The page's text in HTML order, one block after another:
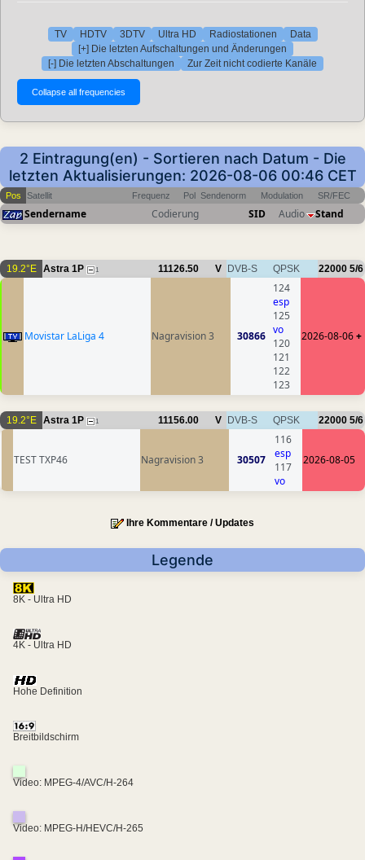
TV HDTV 3DTV Ultra HD Radiostationen
Data
[+] Die letzten Aufschaltungen und Änderungen
[-] Die letzten Abschaltungen
Zur Zeit nicht codierte Kanäle
2 Eintragung(en) - Sortieren nach Datum - Die
letzten Aktualisierungen: 2026-08-06 00:46 CET
Pos Satellit Frequenz Pol Sendenorm Modulation SR/FEC
Sendername Codierung SID Audio Stand
19.2°E Astra 1P 1 11126.50 V DVB-S QPSK 22000 5/6
Movistar LaLiga 4 Nagravision 3 30866
124
esp
125
vo
120
121
122
123
2026-08-06+
19.2°E Astra 1P 1 11156.00 V DVB-S QPSK 22000 5/6
TEST TXP46 Nagravision 3 30507
116
esp
117
vo
2026-08-05
Ihre Kommentare / Updates
Legende
8K - Ultra HD
4K - Ultra HD
Hohe Definition
Breitbildschirm
Video: MPEG-4/AVC/H-264
Video: MPEG-H/HEVC/H-265